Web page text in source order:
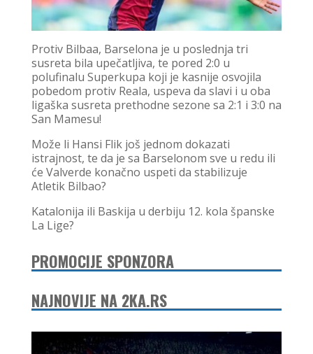
Protiv Bilbaa, Barselona je u poslednja tri
susreta bila upečatljiva, te pored 2:0 u
polufinalu Superkupa koji je kasnije osvojila
pobedom protiv Reala, uspeva da slavi i u oba
ligaška susreta prethodne sezone sa 2:1 i 3:0 na
San Mamesu!
Može li Hansi Flik još jednom dokazati
istrajnost, te da je sa Barselonom sve u redu ili
će Valverde konačno uspeti da stabilizuje
Atletik Bilbao?
Katalonija ili Baskija u derbiju 12. kola španske
La Lige?
PROMOCIJE SPONZORA
NAJNOVIJE NA 2KA.RS